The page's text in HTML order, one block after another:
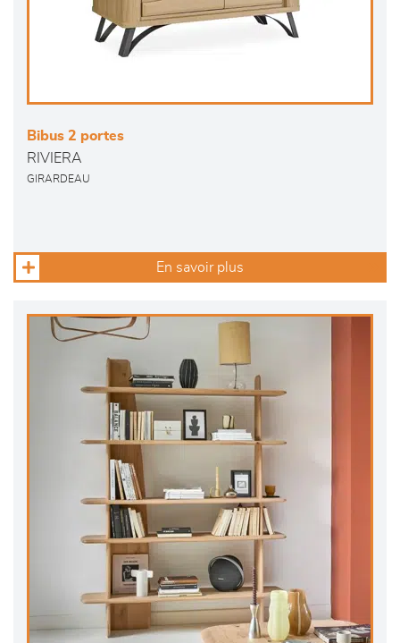
Bibus 2 portes
RIVIERA
GIRARDEAU
En savoir plus